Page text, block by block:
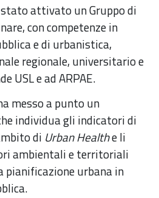
attivato un Gruppo di
con competenze in
e di urbanistica,
regionale, universitario e
USL e ad ARPAE.
messo a punto un
individua gli indicatori di
di Urban Healthe li
ambientali e territoriali
urbana in